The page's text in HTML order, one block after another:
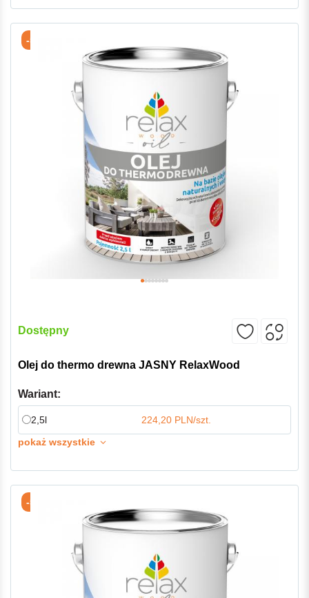
-5%
Dostępny
Olej do thermo drewna JASNY RelaxWood
Wariant:
2,5l
224,20 PLN/szt.
pokaż wszystkie
-5%